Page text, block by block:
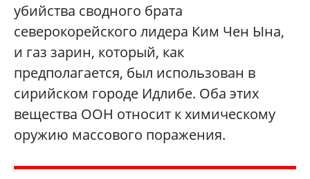
убийства сводного брата
северокорейского лидера Ким Чен Ына,
и газ зарин, который, как
предполагается, был использован в
сирийском городе Идлибе. Оба этих
вещества ООН относит к химическому
оружию массового поражения.